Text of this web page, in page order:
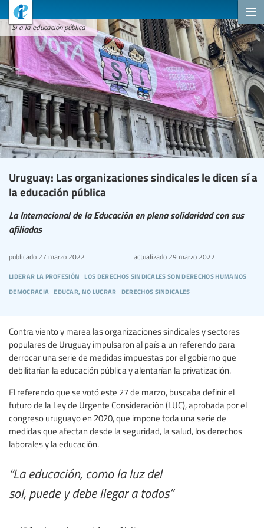
Sí a la educación pública
Uruguay: Las organizaciones sindicales le dicen sí a
la educación pública
La Internacional de la Educación en plena solidaridad con sus
afiliadas
liderar la profesión los derechos sindicales son derechos humanos
democracia educar, no lucrar derechos sindicales
publicado 27 marzo 2022 actualizado29 marzo 2022
Contra viento y marea las organizaciones sindicales y sectores
populares de Uruguay impulsaron al país a un referendo para
derrocar una serie de medidas impuestas por el gobierno que
debilitarían la educación pública y alentarían la privatización.
El referendo que se votó este 27 de marzo, buscaba definir el
futuro de la Ley de Urgente Consideración (LUC), aprobada por el
congreso uruguayo en 2020, que impone toda una serie de
medidas que afectan desde la seguridad, la salud, los derechos
laborales y la educación.
“La educación, como la luz del
sol, puede y debe llegar a todos”